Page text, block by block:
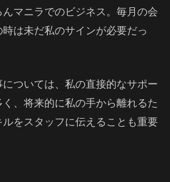
マニラでのビジネス。毎月の会
は未だ私のサインが必要だっ
ついては、私の直接的なサポー
く、将来的に私の手から離れるた
をスタッフに伝えることも重要